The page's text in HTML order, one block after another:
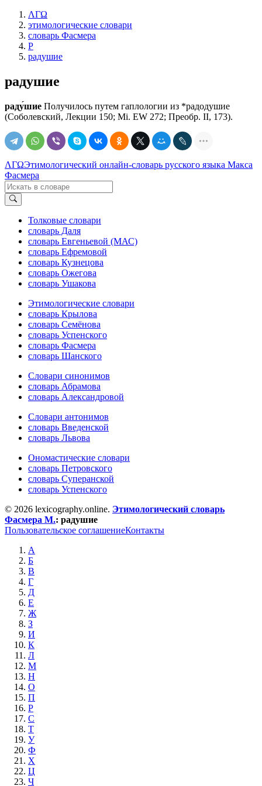
ΛΓΩ
этимологические словари
словарь Фасмера
Р
радушие
радушие
раду́шие Получилось путем гаплологии из *радодушие
(Соболевский, Лекции 150; Мi. ЕW 272; Преобр. II, 173).
ΛΓΩЭтимологический онлайн-словарь русского языка Макса
Фасмера
Толковые словари
словарь Даля
словарь Евгеньевой (МАС)
словарь Ефремовой
словарь Кузнецова
словарь Ожегова
словарь Ушакова
Этимологические словари
словарь Крылова
словарь Семёнова
словарь Успенского
словарь Фасмера
словарь Шанского
Словари синонимов
словарь Абрамова
словарь Александровой
Словари антонимов
словарь Введенской
словарь Львова
Ономастические словари
словарь Петровского
словарь Суперанской
словарь Успенского
© 2026 lexicography.online. Этимологический словарь
Фасмера М.: радушие
Пользовательское соглашениеКонтакты
А
Б
В
Г
Д
Е
Ж
З
И
К
Л
М
Н
О
П
Р
С
Т
У
Ф
Х
Ц
Ч